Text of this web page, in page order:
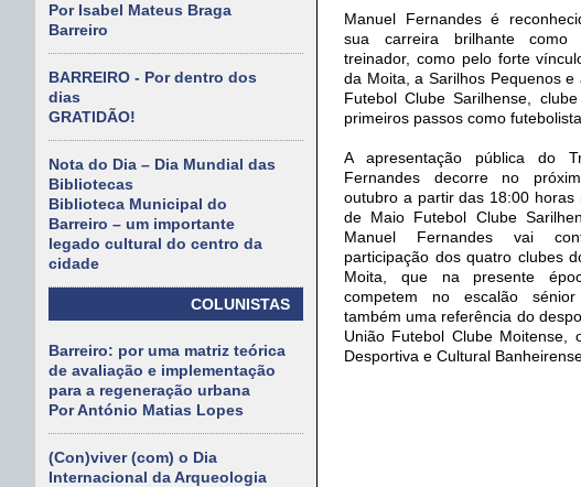
Por Isabel Mateus Braga
Barreiro
BARREIRO - Por dentro dos
dias
GRATIDÃO!
Nota do Dia – Dia Mundial das
Bibliotecas
Biblioteca Municipal do
Barreiro – um importante
legado cultural do centro da
cidade
COLUNISTAS
Barreiro: por uma matriz teórica
de avaliação e implementação
para a regeneração urbana
Por António Matias Lopes
(Con)viver (com) o Dia
Internacional da Arqueologia
Manuel Fernandes é
sua carreira brilhante como
treinador, como pelo forte
da Moita, a Sarilhos Pequenos e
Futebol Clube Sarilhense,
primeiros passos como futebolista.
A apresentação pública do
Fernandes decorre no
outubro a partir das 18:00 horas
de Maio Futebol Clube
Manuel Fernandes vai
participação dos quatro clubes
Moita, que na presente
competem no escalão
também uma referência do
União Futebol Clube
Desportiva e Cultural